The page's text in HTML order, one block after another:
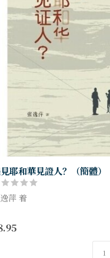
耶和華見證人？（簡體）
萍 着
消息」打动，或被他们的亲
。但请小心，他们声称自己
，其实有如瞎子领路，指引